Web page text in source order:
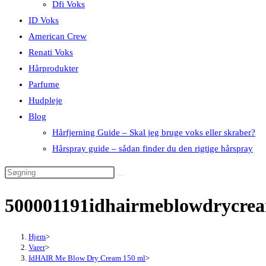
Dfi Voks
ID Voks
American Crew
Renati Voks
Hårprodukter
Parfume
Hudpleje
Blog
Hårfjerning Guide – Skal jeg bruge voks eller skraber?
Hårspray guide – sådan finder du den rigtige hårspray
Hjem>
Varer>
IdHAIR Me Blow Dry Cream 150 ml>